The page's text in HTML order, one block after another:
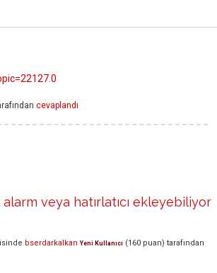
cevaplandı
veya hatırlatıcı ekleyebiliyor
bserdarkalkan Yeni Kullanıcı (160 puan) tarafından